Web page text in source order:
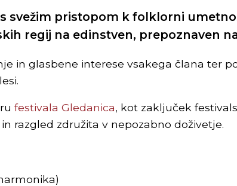
svežim pristopom k folklorni
regij na edinstven, prepoznaven
in glasbene interese vsakega člana ter
festivala Gledanica, kot zaključek
razgled združita v nepozabno doživetje.